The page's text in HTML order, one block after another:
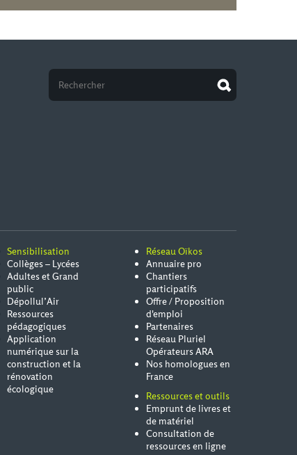
Sensibilisation
Collèges – Lycées
Adultes et Grand
public
Dépollul’Air
Ressources
pédagogiques
Application
numérique sur la
construction et la
rénovation
écologique
Réseau Oïkos
Annuaire pro
Chantiers
participatifs
Offre / Proposition
d'emploi
Partenaires
Réseau Pluriel
Opérateurs ARA
Nos homologues en
France
Ressources et outils
Emprunt de livres et
de matériel
Consultation de
ressources en ligne